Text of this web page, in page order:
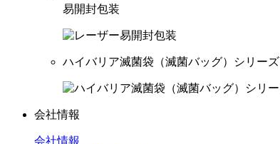
易開封包装
ハイバリア滅菌袋（滅菌バッグ）シリーズ
会社情報
会社情報